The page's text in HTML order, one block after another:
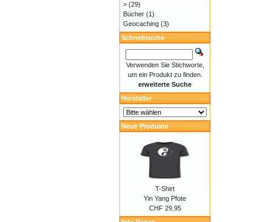
> (29)
Bücher (1)
Geocaching (3)
Schnellsuche
Verwenden Sie Stichworte,
um ein Produkt zu finden.
erweiterte Suche
Hersteller
Neue Produkte
T-Shirt
Yin Yang Pfote
CHF 29,95